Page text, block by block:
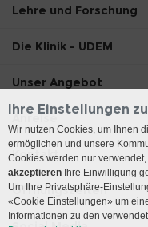
Lehre und Forschung
Die Klinik - UDEM
Unser Angebot
Anreise
Kontakt
Öffnungszeiten
Ihre Einstellungen
Wir nutzen Cookies, um Ihnen
ermöglichen und unsere
Cookies werden nur
akzeptieren Ihre Einwilligung
Um Ihre Privatsphäre-
«Cookie Einstellungen» um
Informationen zu den